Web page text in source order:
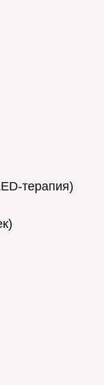
терапия)